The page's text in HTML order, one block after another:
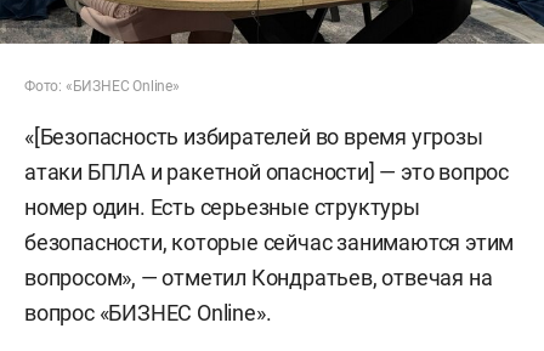
Фото: «БИЗНЕС Online»
«[Безопасность избирателей во время угрозы
атаки БПЛА и ракетной опасности] — это вопрос
номер один. Есть серьезные структуры
безопасности, которые сейчас занимаются этим
вопросом», — отметил Кондратьев, отвечая на
вопрос «БИЗНЕС Online».